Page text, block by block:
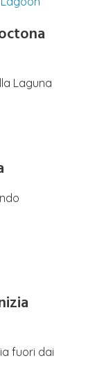
Laguna
fuori dai